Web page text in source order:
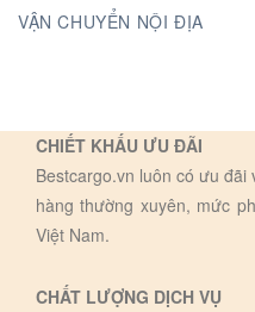
VẬN CHUYỂN NỘI ĐỊA
CHIẾT KHẤU ƯU ĐÃI
Bestcargo.vn luôn có ưu
hàng thường xuyên, mức
Việt Nam.
CHẤT LƯỢNG DỊCH VỤ